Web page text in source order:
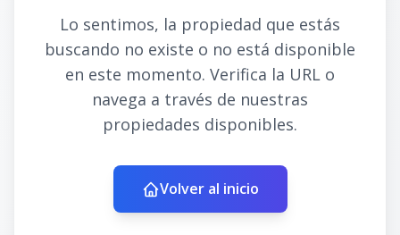
Lo sentimos, la propiedad que estás
buscando no existe o no está disponible
en este momento. Verifica la URL o
navega a través de nuestras
propiedades disponibles.
Volver al inicio